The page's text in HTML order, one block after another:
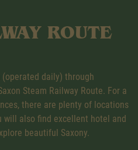
ROUTE
daily) through
Steam Railway Route. For a
there are plenty of locations
will also find excellent hotel and
beautiful Saxony.